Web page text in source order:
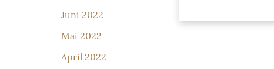
Juni 2022
Mai 2022
April 2022